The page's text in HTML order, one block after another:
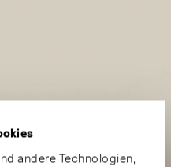
andere Technologien,